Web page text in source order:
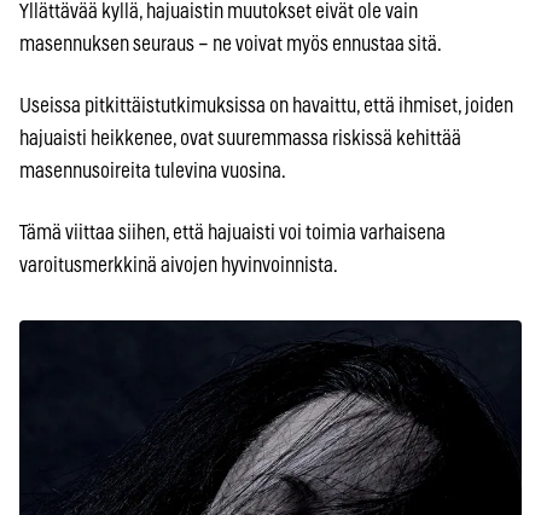
Yllättävää kyllä, hajuaistin muutokset eivät ole vain
masennuksen seuraus – ne voivat myös ennustaa sitä.
Useissa pitkittäistutkimuksissa on havaittu, että ihmiset, joiden
hajuaisti heikkenee, ovat suuremmassa riskissä kehittää
masennusoireita tulevina vuosina.
Tämä viittaa siihen, että hajuaisti voi toimia varhaisena
varoitusmerkkinä aivojen hyvinvoinnista.